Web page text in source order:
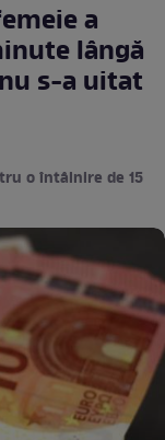
a
lângă
s-a uitat
o întâlnire de 15